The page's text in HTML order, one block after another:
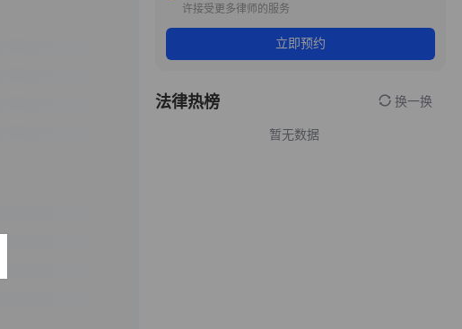
许接受更多律师的服务
立即预约
法律热榜 换一换
暂无数据